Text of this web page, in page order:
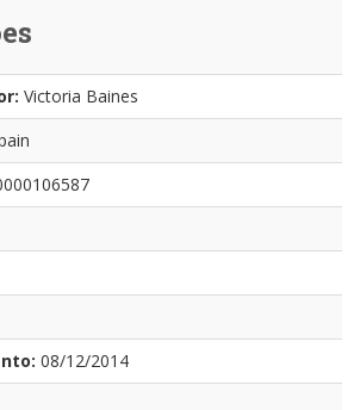
Victoria Baines
08/12/2014